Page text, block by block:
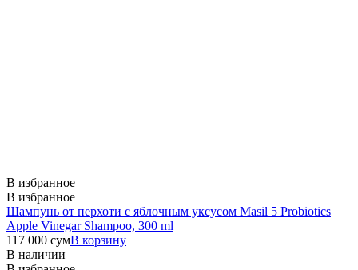
В избранное
В избранное
Шампунь от перхоти с яблочным уксусом Masil 5 Probiotics
Apple Vinegar Shampoo, 300 ml
117 000 сумВ корзину
В наличии